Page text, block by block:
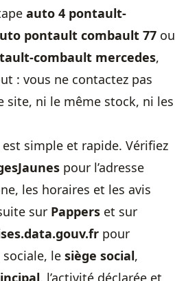
auto 4 pontault-
pontault combault 77 ou
combault mercedes,
: vous ne contactez pas
site, ni le même stock, ni les
simple et rapide. Vérifiez
pour l’adresse
les horaires et les avis
sur Pappers et sur
pour
le siège social,
, l’activité déclarée et